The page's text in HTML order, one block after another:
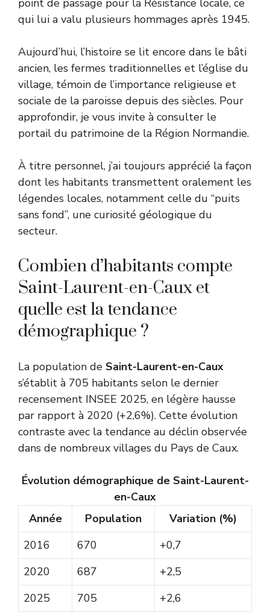
point de passage pour la Résistance locale, ce
qui lui a valu plusieurs hommages après 1945.
Aujourd’hui, l’histoire se lit encore dans le bâti
ancien, les fermes traditionnelles et l’église du
village, témoin de l’importance religieuse et
sociale de la paroisse depuis des siècles. Pour
approfondir, je vous invite à consulter le
portail du patrimoine de la Région Normandie.
À titre personnel, j’ai toujours apprécié la façon
dont les habitants transmettent oralement les
légendes locales, notamment celle du “puits
sans fond”, une curiosité géologique du
secteur.
Combien d’habitants compte
Saint-Laurent-en-Caux et
quelle est la tendance
démographique ?
La population de Saint-Laurent-en-Caux
s’établit à 705 habitants selon le dernier
recensement INSEE 2025, en légère hausse
par rapport à 2020 (+2,6%). Cette évolution
contraste avec la tendance au déclin observée
dans de nombreux villages du Pays de Caux.
Évolution démographique de Saint-Laurent-
en-Caux
Année
Population
Variation (%)
2016
670
+0,7
2020
687
+2,5
2025
705 +2,6